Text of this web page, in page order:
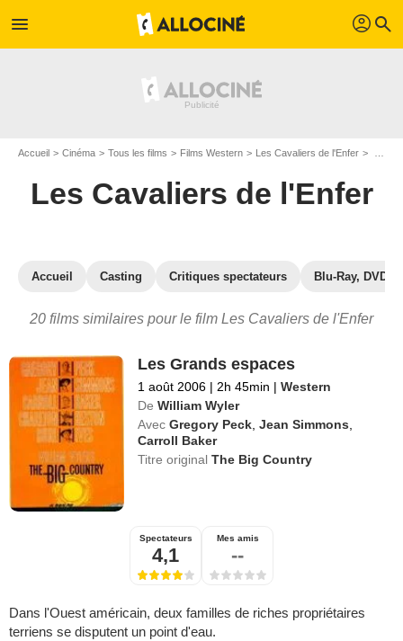
menu profil search
Accueil Cinéma Tous les films Films Western Les Cavaliers de l'Enfer
Les Cavaliers de l'Enfer
Accueil Casting Critiques spectateurs Blu-Ray, DVD
20 films similaires pour le film Les Cavaliers de l'Enfer
Les Grands espaces
1 août 2006 | 2h 45min | Western
De William Wyler
Avec Gregory Peck ,Jean Simmons
Carroll Baker
Titre originalThe Big Country
Spectateurs
4,1
Mes amis
--
Dans l'Ouest américain, deux familles de riches propriétaires
terriens se disputent un point d'eau.